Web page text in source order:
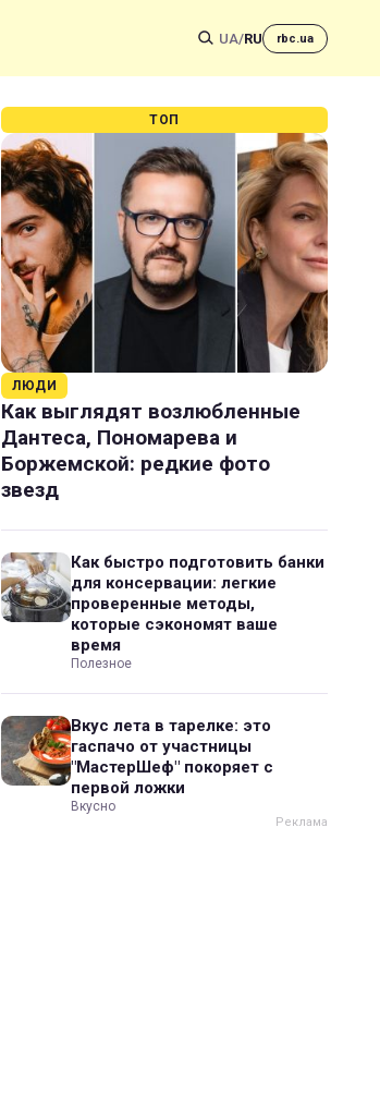
UA/RU rbc.ua
ТОП
ЛЮДИ
Как выглядят возлюбленные
Дантеса, Пономарева и
Боржемской: редкие фото
звезд
Как быстро подготовить банки
для консервации: легкие
проверенные методы,
которые сэкономят ваше
время
Полезное
Вкус лета в тарелке: это
гаспачо от участницы
"МастерШеф" покоряет с
первой ложки
Вкусно